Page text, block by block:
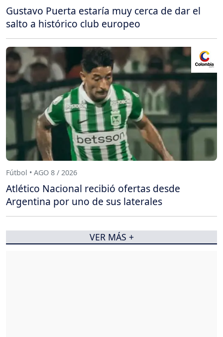
Gustavo Puerta estaría muy cerca de dar el
salto a histórico club europeo
Fútbol • AGO 8 / 2026
Atlético Nacional recibió ofertas desde
Argentina por uno de sus laterales
VER MÁS +